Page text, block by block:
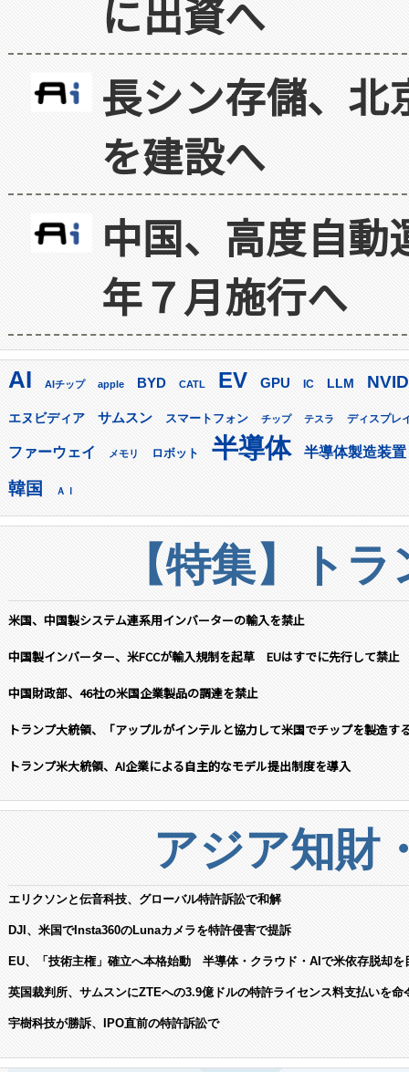
に出資へ
長シン存儲、北
を建設へ
中国、高度自
年７月施行へ
AI AIチップ apple BYD CATL EV GPU IC LLM
エヌビディア サムスン スマートフォン チップ テスラ ディスプレ
ファーウェイ メモリ ロボット 半導体 半導体製造装置
韓国 ＡＩ
【特集】ト
米国、中国製システム連系用インバーターの輸入を禁止
中国製インバーター、米FCCが輸入規制を起草 EUはすでに先行して禁止
中国財政部、46社の米国企業製品の調達を禁止
トランプ大統領、「アップルがインテルと協力して米国でチップを製造す
トランプ米大統領、AI企業による自主的なモデル提出制度を導入
アジア知財
エリクソンと伝音科技、グローバル特許訴訟で和解
DJI、米国でInsta360のLunaカメラを特許侵害で提訴
EU、「技術主権」確立へ本格始動 半導体・クラウド・AIで米依存脱却を
英国裁判所、サムスンにZTEへの3.9億ドルの特許ライセンス料支払いを命
宇樹科技が勝訴、IPO直前の特許訴訟で